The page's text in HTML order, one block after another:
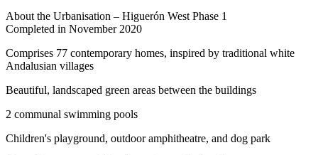
About the Urbanisation – Higuerón West Phase 1
Completed in November 2020
Comprises 77 contemporary homes, inspired by traditional white
Andalusian villages
Beautiful, landscaped green areas between the buildings
2 communal swimming pools
Children's playground, outdoor amphitheatre, and dog park